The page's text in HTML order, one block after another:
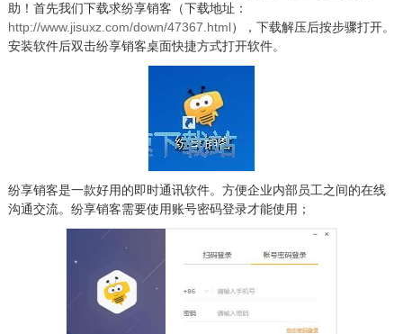
助！首先我们下载求纷享销客（下载地址：
http://www.jisuxz.com/down/47367.html），下载解压后按步骤打开。
安装软件后双击纷享销客桌面快捷方式打开软件。
纷享销客是一款好用的即时通讯软件。方便企业内部员工之间的在线
沟通交流。纷享销客需要使用账号密码登录才能使用；